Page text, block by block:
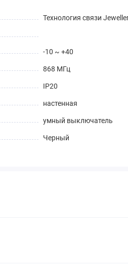
Технология связи
-10 ~ +40
868 МГц
IP20
настенная
умный выключатель
Черный